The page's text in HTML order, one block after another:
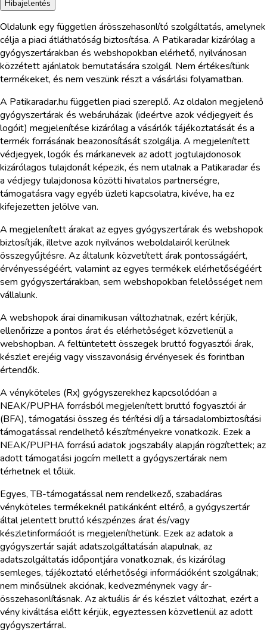
Hibajelentés
Oldalunk egy független árösszehasonlító szolgáltatás, amelynek
célja a piaci átláthatóság biztosítása. A Patikaradar kizárólag a
gyógyszertárakban és webshopokban elérhető, nyilvánosan
közzétett ajánlatok bemutatására szolgál. Nem értékesítünk
termékeket, és nem veszünk részt a vásárlási folyamatban.
A Patikaradar.hu független piaci szereplő. Az oldalon megjelenő
gyógyszertárak és webáruházak (ideértve azok védjegyeit és
logóit) megjelenítése kizárólag a vásárlók tájékoztatását és a
termék forrásának beazonosítását szolgálja. A megjelenített
védjegyek, logók és márkanevek az adott jogtulajdonosok
kizárólagos tulajdonát képezik, és nem utalnak a Patikaradar és
a védjegy tulajdonosa közötti hivatalos partnerségre,
támogatásra vagy egyéb üzleti kapcsolatra, kivéve, ha ez
kifejezetten jelölve van.
A megjelenített árakat az egyes gyógyszertárak és webshopok
biztosítják, illetve azok nyilvános weboldalairól kerülnek
összegyűjtésre. Az általunk közvetített árak pontosságáért,
érvényességéért, valamint az egyes termékek elérhetőségéért
sem gyógyszertárakban, sem webshopokban felelősséget nem
vállalunk.
A webshopok árai dinamikusan változhatnak, ezért kérjük,
ellenőrizze a pontos árat és elérhetőséget közvetlenül a
webshopban. A feltüntetett összegek bruttó fogyasztói árak,
készlet erejéig vagy visszavonásig érvényesek és forintban
értendők.
A vényköteles (Rx) gyógyszerekhez kapcsolódóan a
NEAK/PUPHA forrásból megjelenített bruttó fogyasztói ár
(BFA), támogatási összeg és térítési díj a társadalombiztosítási
támogatással rendelhető készítményekre vonatkozik. Ezek a
NEAK/PUPHA forrású adatok jogszabály alapján rögzítettek; az
adott támogatási jogcím mellett a gyógyszertárak nem
térhetnek el tőlük.
Egyes, TB-támogatással nem rendelkező, szabadáras
vényköteles termékeknél patikánként eltérő, a gyógyszertár
által jelentett bruttó készpénzes árat és/vagy
készletinformációt is megjeleníthetünk. Ezek az adatok a
gyógyszertár saját adatszolgáltatásán alapulnak, az
adatszolgáltatás időpontjára vonatkoznak, és kizárólag
semleges, tájékoztató elérhetőségi információként szolgálnak;
nem minősülnek akciónak, kedvezménynek vagy ár-
összehasonlításnak. Az aktuális ár és készlet változhat, ezért a
vény kiváltása előtt kérjük, egyeztessen közvetlenül az adott
gyógyszertárral.